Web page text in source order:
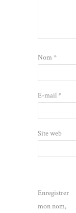
Nom*
E-mail*
Site web
Enregistrer
mon nom,